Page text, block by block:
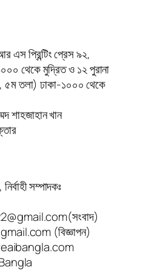
এস প্রিন্টিং প্রেস ৯২,
থেকে মুদ্রিত ও ১২ পুরানা
৫ম তলা) ঢাকা-১০০০ থেকে
শাহজাহান খান
সম্পাদকঃ
(বিজ্ঞাপন)